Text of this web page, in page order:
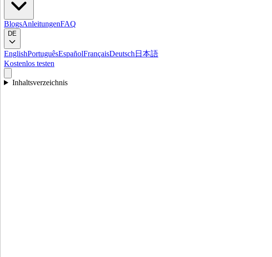
BlogsAnleitungenFAQ
DE
EnglishPortuguêsEspañolFrançaisDeutsch 日本語
Kostenlos testen
Inhaltsverzeichnis